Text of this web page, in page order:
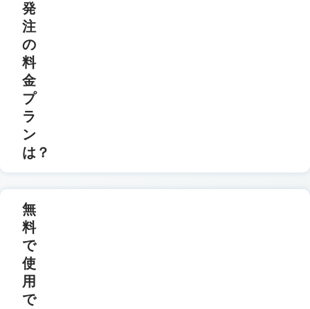
発
注
の
料
金
プ
ラ
ン
は？
無
料
で
使
用
で